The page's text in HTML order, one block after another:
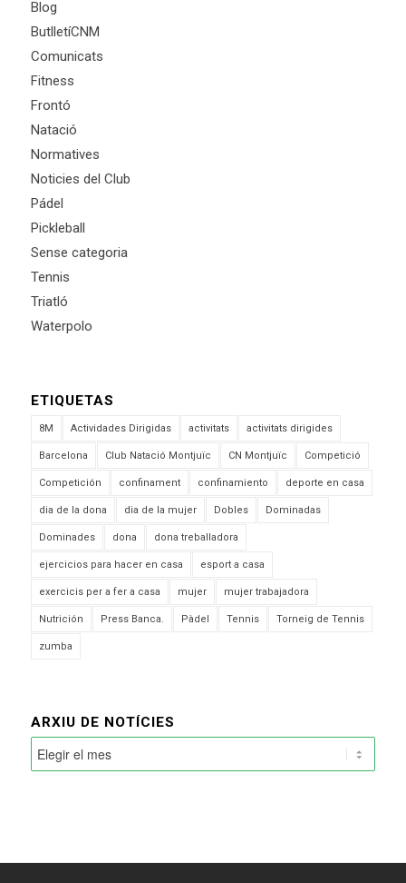
Blog
ButlletíCNM
Comunicats
Fitness
Frontó
Natació
Normatives
Noticies del Club
Pádel
Pickleball
Sense categoria
Tennis
Triatló
Waterpolo
ETIQUETAS
8M Actividades Dirigidas activitats activitats dirigides
Barcelona Club Natació Montjuïc CN Montjuïc Competició
Competición confinament confinamiento deporte en casa
dia de la dona dia de la mujer Dobles Dominadas
Dominades dona dona treballadora
ejercicios para hacer en casa esport a casa
exercicis per a fer a casa mujer mujer trabajadora
Nutrición Press Banca. Pàdel Tennis Torneig de Tennis
zumba
ARXIU DE NOTÍCIES